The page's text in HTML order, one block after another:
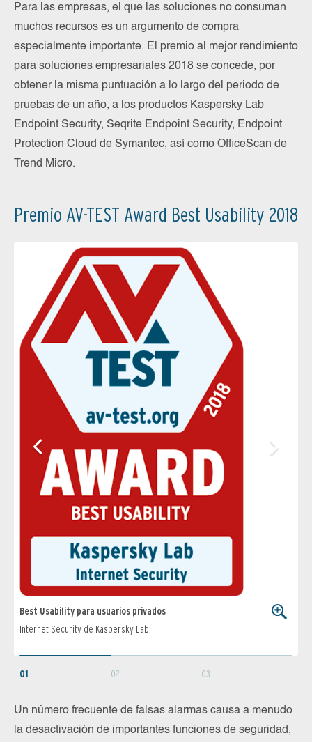
Para las empresas, el que las soluciones no consuman
muchos recursos es un argumento de compra
especialmente importante. El premio al mejor rendimiento
para soluciones empresariales 2018 se concede, por
obtener la misma puntuación a lo largo del periodo de
pruebas de un año, a los productos Kaspersky Lab
Endpoint Security, Seqrite Endpoint Security, Endpoint
Protection Cloud de Symantec, así como OfficeScan de
Trend Micro.
Premio AV-TEST Award Best Usability 2018
Best Usability para usuarios privados
Internet Security de Kaspersky Lab
01 02 03
Un número frecuente de falsas alarmas causa a menudo
la desactivación de importantes funciones de seguridad,